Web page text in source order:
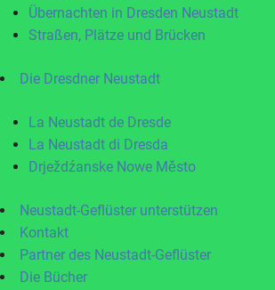
Übernachten in Dresden Neustadt
Straßen, Plätze und Brücken
Die Dresdner Neustadt
La Neustadt de Dresde
La Neustadt di Dresda
Drježdźanske Nowe Město
Neustadt-Geflüster unterstützen
Kontakt
Partner des Neustadt-Geflüster
Die Bücher